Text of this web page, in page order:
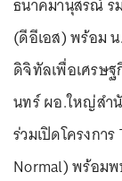
ธนาคมานุสรณ์ ร
(ดีอีเอส) พร้อม
ดิจิทัลเพื่อเศรษ
นทร์ ผอ.ใหญ่สำ
ร่วมเปิดโครงกา
Normal) พร้อม